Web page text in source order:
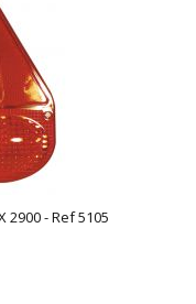
2900 - Ref 5105